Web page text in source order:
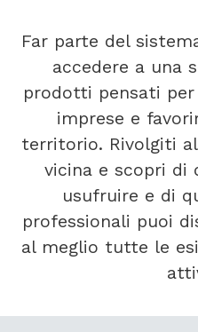
Far parte del
accedere a una
prodotti pensati
imprese e
territorio. Rivolgiti
vicina e scopri di
usufruire e di
professionali puoi
al meglio tutte le